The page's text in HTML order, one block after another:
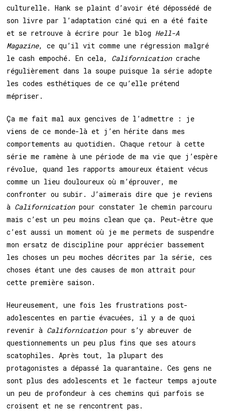
culturelle. Hank se plaint d’avoir été dépossédé de
son livre par l’adaptation ciné qui en a été faite
et se retrouve à écrire pour le blog Hell-A
Magazine, ce qu’il vit comme une régression malgré
le cash empoché. En cela, Californicationcrache
régulièrement dans la soupe puisque la série adopte
les codes esthétiques de ce qu’elle prétend
mépriser.
Ça me fait mal aux gencives de l’admettre : je
viens de ce monde-là et j’en hérite dans mes
comportements au quotidien. Chaque retour à cette
série me ramène à une période de ma vie que j’espère
révolue, quand les rapports amoureux étaient vécus
comme un lieu douloureux où m’éprouver, me
confronter ou subir. J’aimerais dire que je reviens
à Californicationpour constater le chemin parcouru
mais c’est un peu moins clean que ça. Peut-être que
c’est aussi un moment où je me permets de suspendre
mon ersatz de discipline pour apprécier bassement
les choses un peu moches décrites par la série, ces
choses étant une des causes de mon attrait pour
cette première saison.
Heureusement, une fois les frustrations post-
adolescentes en partie évacuées, il y a de quoi
revenir à Californicationpour s’y abreuver de
questionnements un peu plus fins que ses atours
scatophiles. Après tout, la plupart des
protagonistes a dépassé la quarantaine. Ces gens ne
sont plus des adolescents et le facteur temps ajoute
un peu de profondeur à ces chemins qui parfois se
croisent et ne se rencontrent pas.